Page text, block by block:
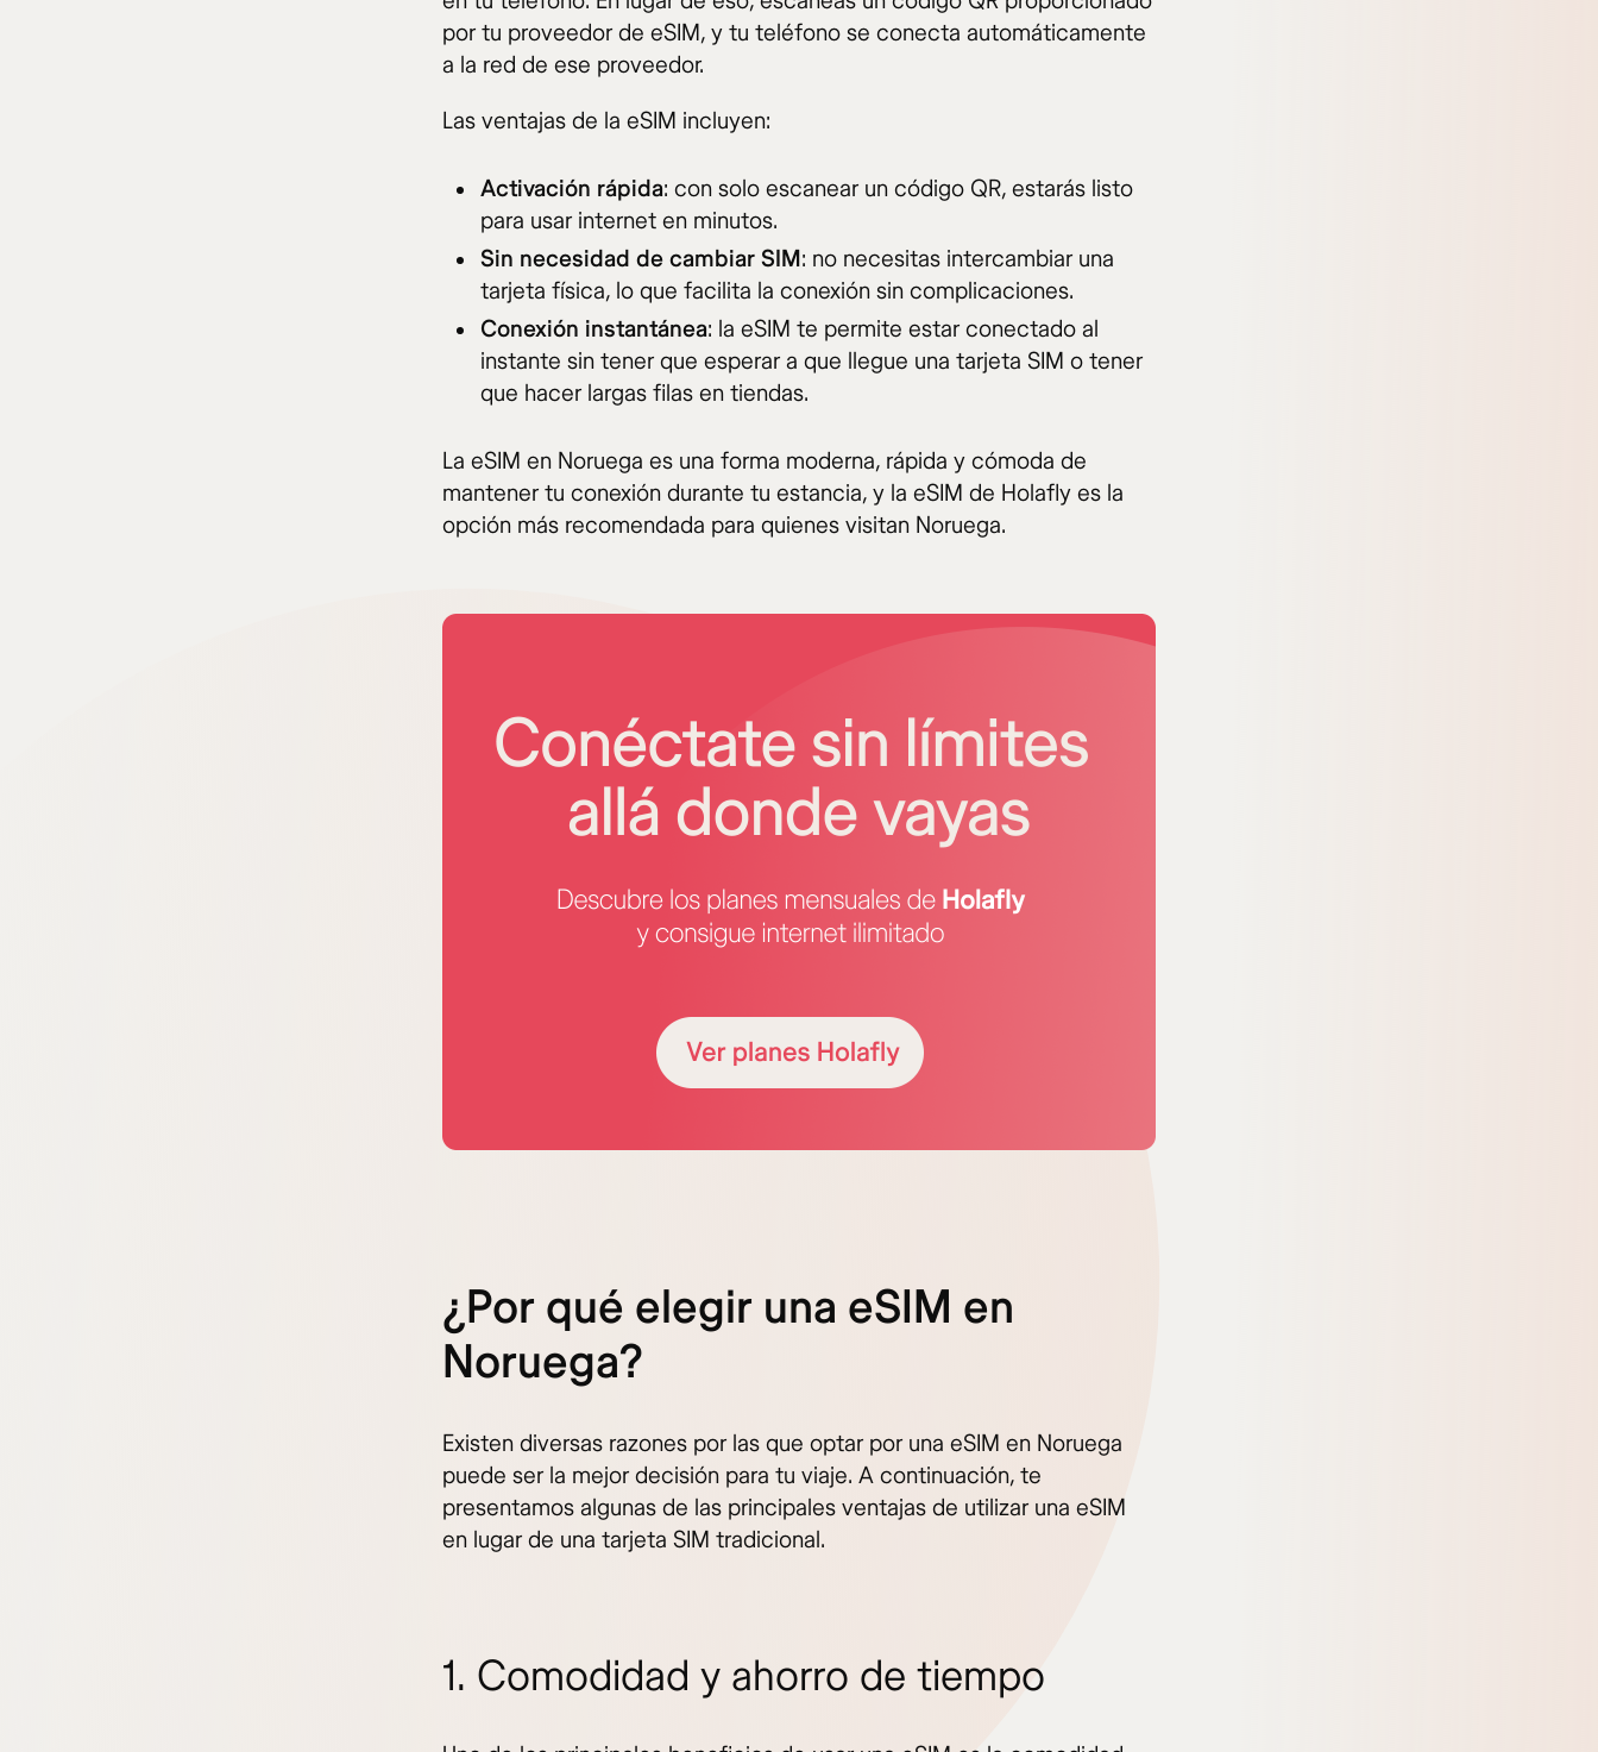
por tu proveedor de eSIM, y tu teléfono se conecta automáticamente
a la red de ese proveedor.
Las ventajas de la eSIM incluyen:
Activación rápida: con solo escanear un código QR, estarás listo
para usar internet en minutos.
Sin necesidad de cambiar SIM: no necesitas intercambiar una
tarjeta física, lo que facilita la conexión sin complicaciones.
Conexión instantánea: la eSIM te permite estar conectado al
instante sin tener que esperar a que llegue una tarjeta SIM o tener
que hacer largas filas en tiendas.
La eSIM en Noruega es una forma moderna, rápida y cómoda de
mantener tu conexión durante tu estancia, y la eSIM de Holafly es la
opción más recomendada para quienes visitan Noruega.
¿Por qué elegir una eSIM en
Noruega?
Existen diversas razones por las que optar por una eSIM en Noruega
puede ser la mejor decisión para tu viaje. A continuación, te
presentamos algunas de las principales ventajas de utilizar una eSIM
en lugar de una tarjeta SIM tradicional.
1. Comodidad y ahorro de tiempo